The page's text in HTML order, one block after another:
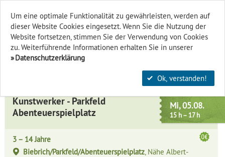
Finden & Filtern
Malen
Mi, 05.08.
15 h – 17 h
Kunstwerker - Parkfeld
Abenteuerspielplatz
3 – 14 Jahre
Biebrich/Parkfeld/Abenteuerspielplatz, Nähe Albert-
Um eine optimale Funktionalität zu gewährleisten, werden auf
dieser Website Cookies eingesetzt. Wenn Sie die Nutzung der
Website fort­setzen, stimmen Sie der Verwendung von Cookies
zu. Weiterführende Informationen erhalten Sie in unserer
Datenschutzerklärung
Ok, verstanden!